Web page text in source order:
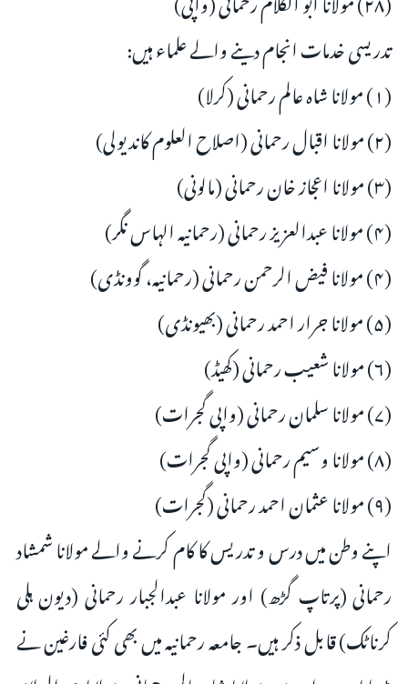
تدریسی خدمات انجام دینے والے علماء ہیں:
(۱) مولانا شاہ عالم رحمانی (کرلا)
(۲) مولانا اقبال رحمانی (اصلاح العلوم کاندیولی)
(۳) مولانا اعجاز خان رحمانی (مالونی)
(۴) مولانا عبدالعزیز رحمانی (رحمانیہ الہاس نگر)
(۴) مولانا فیض الرحمن رحمانی (رحمانیہ، گوونڈی)
(۵) مولانا جرار احمد رحمانی (بھیونڈی)
(۶) مولانا شعیب رحمانی (کھیڈ)
(۷) مولانا سلمان رحمانی (واپی گجرات)
(۸) مولانا وسیم رحمانی (واپی گجرات)
(۹) مولانا عثمان احمد رحمانی (گجرات)
اپنے وطن میں درس و تدریس کا کام کرنے والے مولانا شمشاد
رحمانی (پرتاپ گڑھ) اور مولانا عبدالجبار رحمانی (دیون ہلی
کرناٹک) قابل ذکر ہیں۔ جامعہ رحمانیہ میں بھی کئی فارغین نے